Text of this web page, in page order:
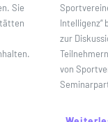
Sie
Intelligenz“
zur
von